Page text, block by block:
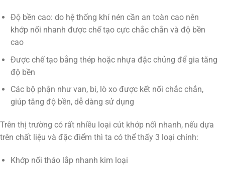
Độ bền cao: do hệ thống khí nén cần an toàn cao nên
khớp nối nhanh được chế tạo cực chắc chắn và độ bền
cao
Được chế tạo bằng thép hoặc nhựa đặc chủng để gia tăng
độ bền
Các bộ phận như van, bi, lò xo được kết nối chắc chắn,
giúp tăng độ bền, dễ dàng sử dụng
Trên thị trường có rất nhiều loại cút khớp nối nhanh, nếu dựa
trên chất liệu và đặc điểm thì ta có thể thấy 3 loại chính:
Khớp nối tháo lắp nhanh kim loại